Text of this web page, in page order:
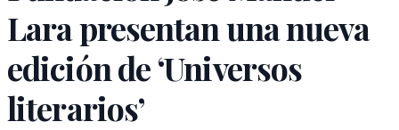
Lara presentan una nueva
edición de ‘Universos
literarios’